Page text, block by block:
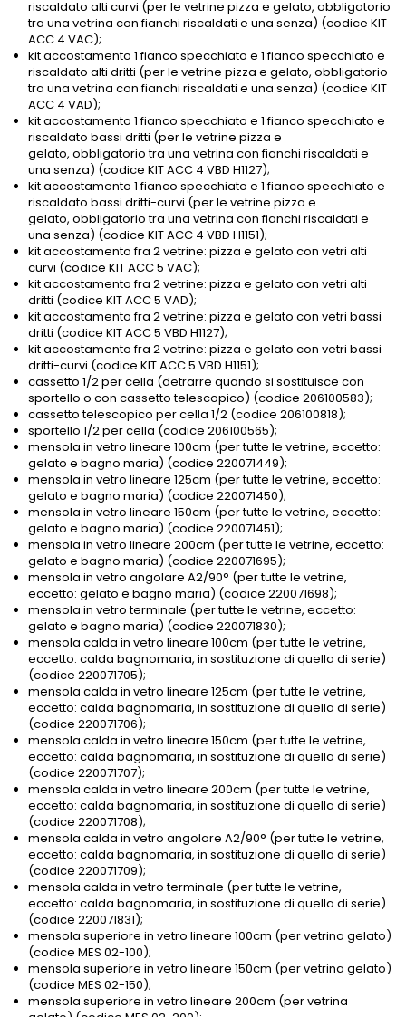
riscaldato alti curvi (per le vetrine pizza e gelato, obbligatorio
tra una vetrina con fianchi riscaldati e una senza) (codice KIT
ACC 4 VAC);
kit accostamento 1 fianco specchiato e 1 fianco specchiato e
riscaldato alti dritti (per le vetrine pizza e gelato, obbligatorio
tra una vetrina con fianchi riscaldati e una senza) (codice KIT
ACC 4 VAD);
kit accostamento 1 fianco specchiato e 1 fianco specchiato e
riscaldato bassi dritti (per le vetrine pizza e
gelato, obbligatorio tra una vetrina con fianchi riscaldati e
una senza) (codice KIT ACC 4 VBD H1127);
kit accostamento 1 fianco specchiato e 1 fianco specchiato e
riscaldato bassi dritti-curvi (per le vetrine pizza e
gelato, obbligatorio tra una vetrina con fianchi riscaldati e
una senza) (codice KIT ACC 4 VBD H1151);
kit accostamento fra 2 vetrine: pizza e gelato con vetri alti
curvi (codice KIT ACC 5 VAC);
kit accostamento fra 2 vetrine: pizza e gelato con vetri alti
dritti (codice KIT ACC 5 VAD);
kit accostamento fra 2 vetrine: pizza e gelato con vetri bassi
dritti (codice KIT ACC 5 VBD H1127);
kit accostamento fra 2 vetrine: pizza e gelato con vetri bassi
dritti-curvi (codice KIT ACC 5 VBD H1151);
cassetto 1/2 per cella (detrarre quando si sostituisce con
sportello o con cassetto telescopico) (codice 206100583);
cassetto telescopico per cella 1/2 (codice 206100818);
sportello 1/2 per cella (codice 206100565);
mensola in vetro lineare 100cm (per tutte le vetrine, eccetto:
gelato e bagno maria) (codice 220071449);
mensola in vetro lineare 125cm (per tutte le vetrine, eccetto:
gelato e bagno maria) (codice 220071450);
mensola in vetro lineare 150cm (per tutte le vetrine, eccetto:
gelato e bagno maria) (codice 220071451);
mensola in vetro lineare 200cm (per tutte le vetrine, eccetto:
gelato e bagno maria) (codice 220071695);
mensola in vetro angolare A2/90° (per tutte le vetrine,
eccetto: gelato e bagno maria) (codice 220071698);
mensola in vetro terminale (per tutte le vetrine, eccetto:
gelato e bagno maria) (codice 220071830);
mensola calda in vetro lineare 100cm (per tutte le vetrine,
eccetto: calda bagnomaria, in sostituzione di quella di serie)
(codice 220071705);
mensola calda in vetro lineare 125cm (per tutte le vetrine,
eccetto: calda bagnomaria, in sostituzione di quella di serie)
(codice 220071706);
mensola calda in vetro lineare 150cm (per tutte le vetrine,
eccetto: calda bagnomaria, in sostituzione di quella di serie)
(codice 220071707);
mensola calda in vetro lineare 200cm (per tutte le vetrine,
eccetto: calda bagnomaria, in sostituzione di quella di serie)
(codice 220071708);
mensola calda in vetro angolare A2/90° (per tutte le vetrine,
eccetto: calda bagnomaria, in sostituzione di quella di serie)
(codice 220071709);
mensola calda in vetro terminale (per tutte le vetrine,
eccetto: calda bagnomaria, in sostituzione di quella di serie)
(codice 220071831);
mensola superiore in vetro lineare 100cm (per vetrina gelato)
(codice MES 02-100);
mensola superiore in vetro lineare 150cm (per vetrina gelato)
(codice MES 02-150);
mensola superiore in vetro lineare 200cm (per vetrina